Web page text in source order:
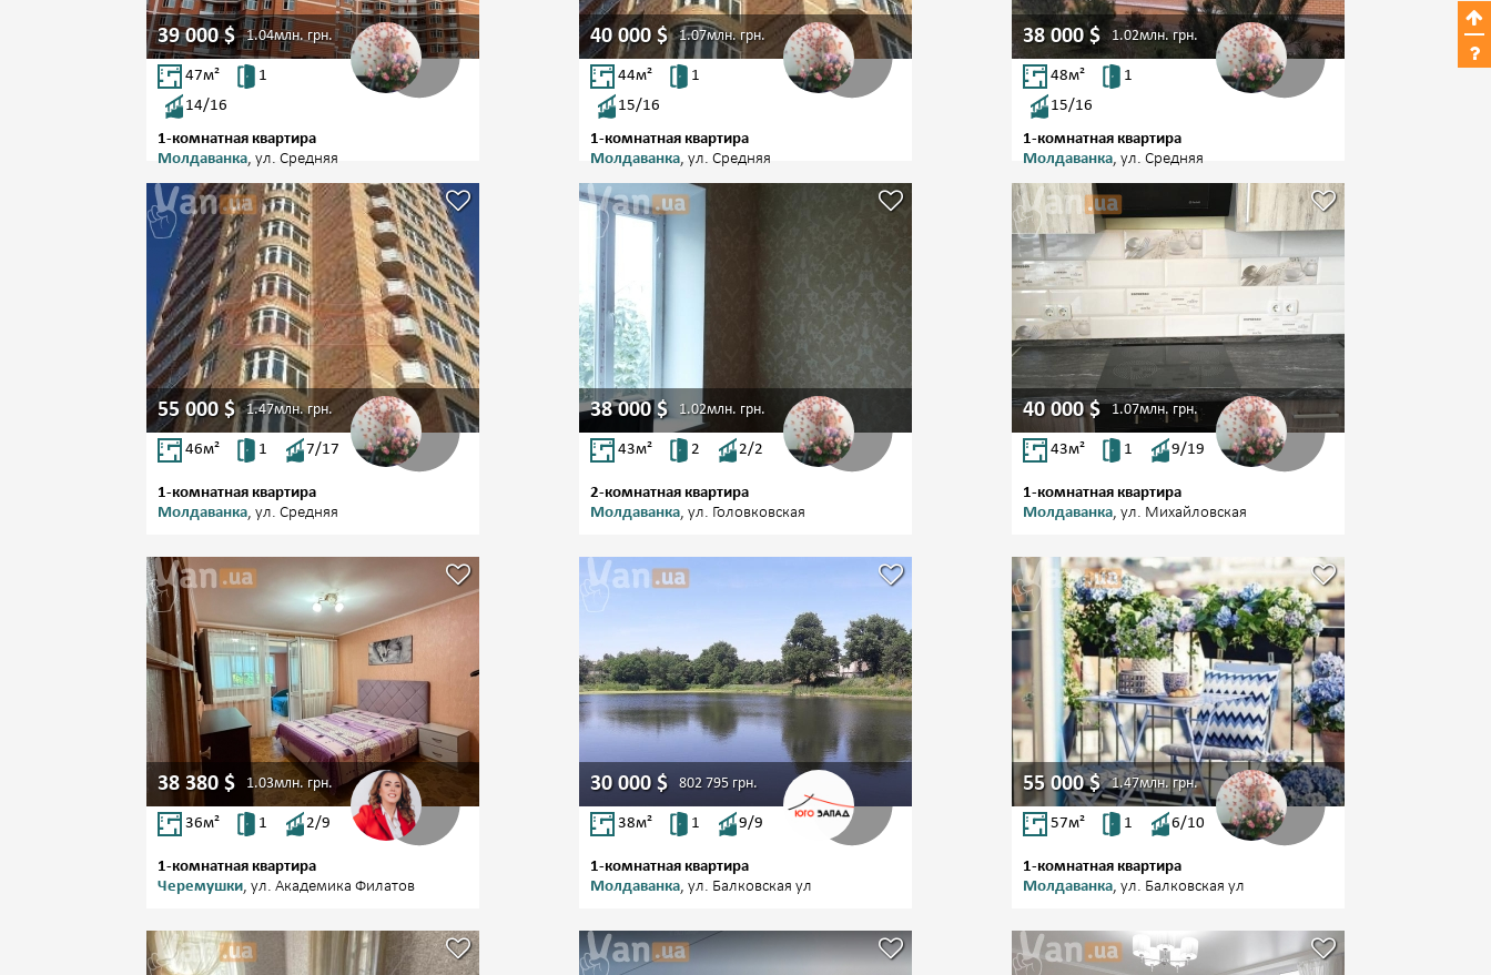
39 000$ 1.04млн.грн.
47м²
1
14/16
1-комнатная квартира
Молдаванка, ул. Средняя
40 000$ 1.07млн.грн.
44м²
1
15/16
1-комнатная квартира
Молдаванка, ул. Средняя
38 000 $ 1.02млн.грн.
48м²
1
15/16
1-комнатная квартира
Молдаванка, ул. Средняя
55 000$ 1.47млн.грн.
46м² 1 7/17
1-комнатная квартира
Молдаванка, ул. Средняя
38 000$ 1.02млн. грн.
43м² 2 2/2
2-комнатная квартира
Молдаванка, ул. Головковская
40 000$ 1.07млн.грн.
43м² 1 9/19
1-комнатная квартира
Молдаванка, ул. Михайловская
38 380 $ 1.03млн. грн.
36м² 1 2/9
1-комнатная квартира
Черемушки, ул. Академика Филатов
30 000$ 802 795 грн.
38м² 1 9/9
1-комнатная квартира
Молдаванка, ул. Балковская ул
55 000$ 1.47млн. грн.
57м² 1 6/10
1-комнатная квартира
Молдаванка, ул. Балковская ул